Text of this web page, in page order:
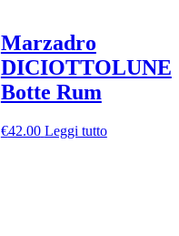
Marzadro
DICIOTTOLUNE
Botte Rum
€42.00 Leggi tutto